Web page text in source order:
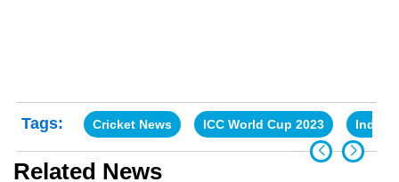
Tags: Cricket News ICC World Cup 2023 India
Related News